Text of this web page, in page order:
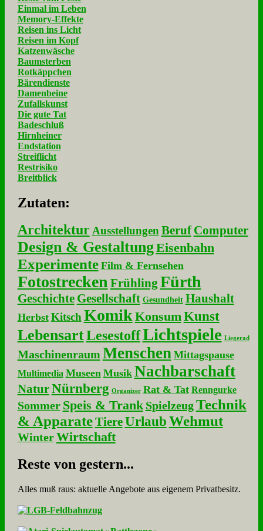
Einmal im Leben
Memory-Effekte
Reisen ins Licht
Reisen im Kopf
Katzenwäsche
Baumsterben
Rotkäppchen
Bärendienste
Damenbeine
Zufallskunst
Die gute Tat
Badeschluß
Hirnheiner
Endstation
Streiflicht
Restrisiko
Breitblick
Zu­ta­ten:
Architektur Ausstellungen Beruf Computer
Design & GestaltungEisenbahn
Experimente Film & Fernsehen
Fotostrecken Frühling Fürth
Geschichte Gesellschaft Gesundheit Haushalt
Herbst Kitsch KomikKonsumKunst
LebensartLesestoffLichtspiele Liegerad
Maschinenraum Menschen Mittagspause
Multimedia Museen Musik Nachbarschaft
NaturNürnberg Organizer Rat & Tat Renngurke
Sommer Speis & Trank Spielzeug Technik
& Apparate Tiere UrlaubWehmut
Winter Wirtschaft
Re­ste von ge­stern...
Alles muß raus: aktuelle An­ge­bo­te aus eigenem Privatbesitz.